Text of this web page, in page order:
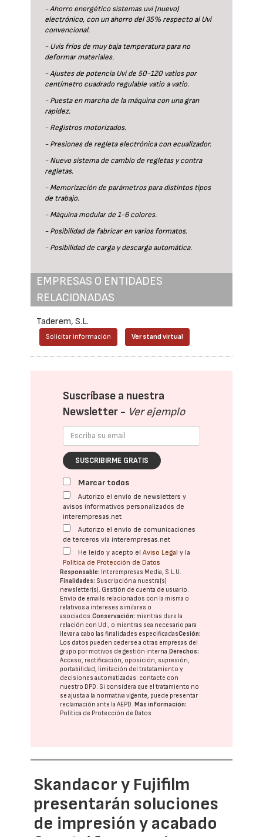
- Ahorro energético sistemas uvi (nuevo)
electrónico, con un ahorro del 35% respecto al Uvi
convencional.
- Uvis fríos de muy baja temperatura para no
deformar materiales.
- Ajustes de potencia Uvi de 50-120 vatios por
centímetro cuadrado regulable vatio a vatio.
- Puesta en marcha de la máquina con una gran
rapidez.
- Registros motorizados.
- Presiones de regleta electrónica con ecualizador.
- Nuevo sistema de cambio de regletas y contra
regletas.
- Memorización de parámetros para distintos tipos
de trabajo.
- Máquina modular de 1-6 colores.
- Posibilidad de fabricar en varios formatos.
- Posibilidad de carga y descarga automática.
EMPRESAS O ENTIDADES
RELACIONADAS
Taderem, S.L.
Solicitar información Ver stand virtual
Suscríbase a nuestra
Newsletter - Ver ejemplo
SUSCRIBIRME GRATIS
Marcar todos
Autorizo el envío de newsletters y
avisos informativos personalizados de
interempresas.net
Autorizo el envío de comunicaciones
de terceros vía interempresas.net
He leído y acepto elAviso Legal y la
Política de Protección de Datos
Responsable: Interempresas Media, S.L.U.
Finalidades: Suscripción a nuestra(s)
newsletter(s). Gestión de cuenta de usuario.
Envío de emails relacionados con la misma o
relativos a intereses similares o
asociados.Conservación: mientras dure la
relación con Ud., o mientras sea necesario para
llevar a cabo las finalidades especificadasCesión:
Los datos pueden cederse a otras empresas del
grupo por motivos de gestión interna.Derechos:
Acceso, rectificación, oposición, supresión,
portabilidad, limitación del tratatamiento y
decisiones automatizadas: contacte con
nuestro DPD. Si considera que el tratamiento no
se ajusta a la normativa vigente, puede presentar
reclamación ante laAEPD.Más información:
Política de Protección de Datos
Skandacor y Fujifilm
presentarán soluciones
de impresión y acabado